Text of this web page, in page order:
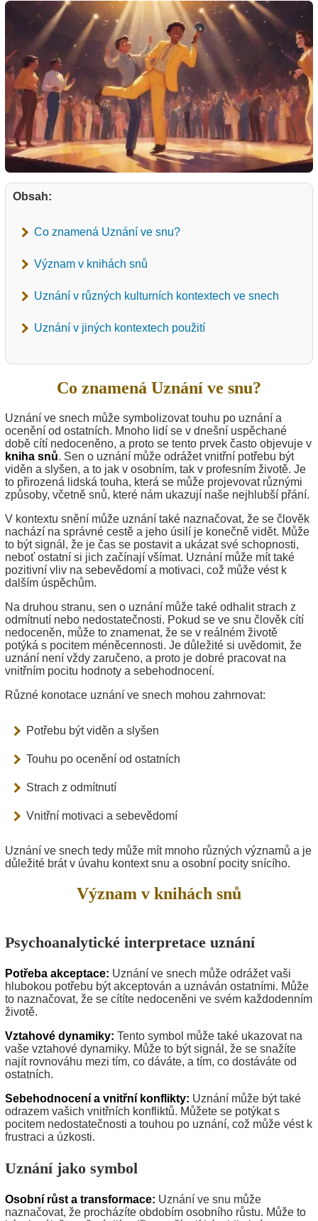
Obsah:
Co znamená Uznání ve snu?
Význam v knihách snů
Uznání v různých kulturních kontextech ve snech
Uznání v jiných kontextech použití
Co znamená Uznání ve snu?
Uznání ve snech může symbolizovat touhu po uznání a
ocenění od ostatních. Mnoho lidí se v dnešní uspěchané
době cítí nedoceněno, a proto se tento prvek často objevuje v
kniha snů. Sen o uznání může odrážet vnitřní potřebu být
viděn a slyšen, a to jak v osobním, tak v profesním životě. Je
to přirozená lidská touha, která se může projevovat různými
způsoby, včetně snů, které nám ukazují naše nejhlubší přání.
V kontextu snění může uznání také naznačovat, že se člověk
nachází na správné cestě a jeho úsilí je konečně vidět. Může
to být signál, že je čas se postavit a ukázat své schopnosti,
neboť ostatní si jich začínají všímat. Uznání může mít také
pozitivní vliv na sebevědomí a motivaci, což může vést k
dalším úspěchům.
Na druhou stranu, sen o uznání může také odhalit strach z
odmítnutí nebo nedostatečnosti. Pokud se ve snu člověk cítí
nedoceněn, může to znamenat, že se v reálném životě
potýká s pocitem méněcennosti. Je důležité si uvědomit, že
uznání není vždy zaručeno, a proto je dobré pracovat na
vnitřním pocitu hodnoty a sebehodnocení.
Různé konotace uznání ve snech mohou zahrnovat:
Potřebu být viděn a slyšen
Touhu po ocenění od ostatních
Strach z odmítnutí
Vnitřní motivaci a sebevědomí
Uznání ve snech tedy může mít mnoho různých významů a je
důležité brát v úvahu kontext snu a osobní pocity snícího.
Význam v knihách snů
Psychoanalytické interpretace uznání
Potřeba akceptace: Uznání ve snech může odrážet vaši
hlubokou potřebu být akceptován a uznáván ostatními. Může
to naznačovat, že se cítíte nedoceněni ve svém každodenním
životě.
Vztahové dynamiky: Tento symbol může také ukazovat na
vaše vztahové dynamiky. Může to být signál, že se snažíte
najít rovnováhu mezi tím, co dáváte, a tím, co dostáváte od
ostatních.
Sebehodnocení a vnitřní konflikty: Uznání může být také
odrazem vašich vnitřních konfliktů. Můžete se potýkat s
pocitem nedostatečnosti a touhou po uznání, což může vést k
frustraci a úzkosti.
Uznání jako symbol
Osobní růst a transformace: Uznání ve snu může
naznačovat, že procházíte obdobím osobního růstu. Může to